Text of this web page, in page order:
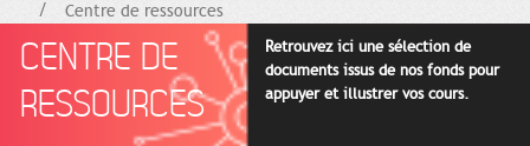
Centre de ressources
CENTRE DE
RESSOURCES
Retrouvez ici une sélection de
documents issus de nos fonds pour
appuyer et illustrer vos cours.